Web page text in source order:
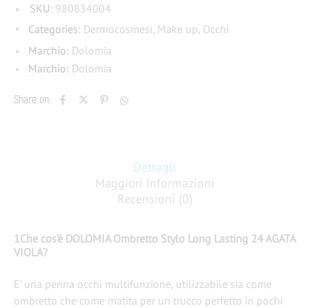
Share on:
SKU: 980834004
Categories: Dermocosmesi Make up Occhi
Marchio: Dolomia
Marchio: Dolomia
Dettagli
Maggiori Informazioni
Recensioni (0)
1Che cos’è DOLOMIA Ombretto Stylo Long Lasting 24 AGATA
VIOLA?
E’ una penna occhi multifunzione, utilizzabile sia come
ombretto che come matita per un trucco perfetto in pochi